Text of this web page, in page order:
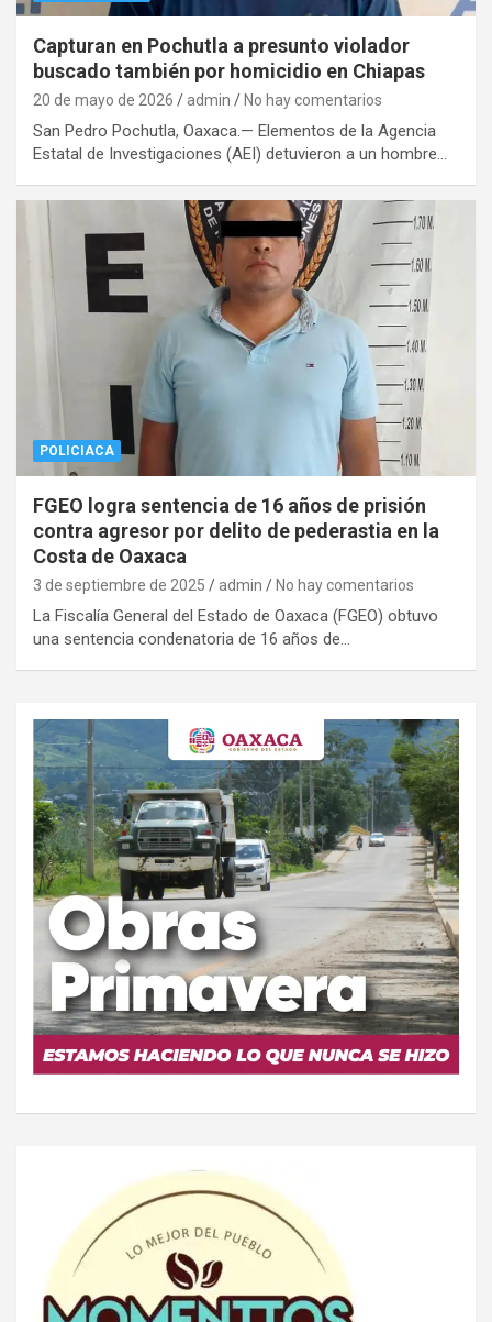
Capturan en Pochutla a presunto violador
buscado también por homicidio en Chiapas
20 de mayo de 2026 admin No hay comentarios
San Pedro Pochutla, Oaxaca.— Elementos de la Agencia
Estatal de Investigaciones (AEI) detuvieron a un hombre…
POLICIACA
FGEO logra sentencia de 16 años de prisión
contra agresor por delito de pederastia en la
Costa de Oaxaca
3 de septiembre de 2025 admin No hay comentarios
La Fiscalía General del Estado de Oaxaca (FGEO) obtuvo
una sentencia condenatoria de 16 años de…